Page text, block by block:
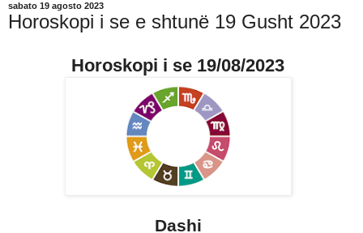
sabato 19 agosto 2023
Horoskopi i se e shtunë 19 Gusht 2023
Horoskopi i se 19/08/2023
Dashi